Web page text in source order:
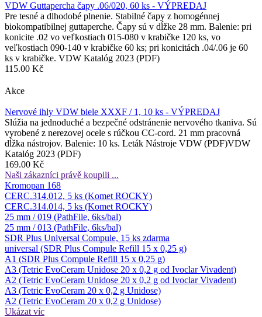
VDW Guttapercha čapy .06/020, 60 ks - VÝPREDAJ
Pre tesné a dlhodobé plnenie. Stabilné čapy z homogénnej
biokompatibilnej guttaperche. Čapy sú v dĺžke 28 mm. Balenie: pri
konicite .02 vo veľkostiach 015-080 v krabičke 120 ks, vo
veľkostiach 090-140 v krabičke 60 ks; pri konicitách .04/.06 je 60
ks v krabičke. VDW Katalóg 2023 (PDF)
115.00 Kč
Akce
Nervové ihly VDW biele XXXF / 1, 10 ks - VÝPREDAJ
Slúžia na jednoduché a bezpečné odstránenie nervového tkaniva. Sú
vyrobené z nerezovej ocele s rúčkou CC-cord. 21 mm pracovná
dĺžka nástrojov. Balenie: 10 ks. Leták Nástroje VDW (PDF)VDW
Katalóg 2023 (PDF)
169.00 Kč
Naši zákazníci právě koupili ...
Kromopan 168
CERC.314.012, 5 ks (Komet ROCKY)
CERC.314.014, 5 ks (Komet ROCKY)
25 mm / 019 (PathFile, 6ks/bal)
25 mm / 013 (PathFile, 6ks/bal)
SDR Plus Universal Compule, 15 ks zdarma
universal (SDR Plus Compule Refill 15 x 0,25 g)
A1 (SDR Plus Compule Refill 15 x 0,25 g)
A3 (Tetric EvoCeram Unidose 20 x 0,2 g od Ivoclar Vivadent)
A2 (Tetric EvoCeram Unidose 20 x 0,2 g od Ivoclar Vivadent)
A3 (Tetric EvoCeram 20 x 0,2 g Unidose)
A2 (Tetric EvoCeram 20 x 0,2 g Unidose)
Ukázat víc